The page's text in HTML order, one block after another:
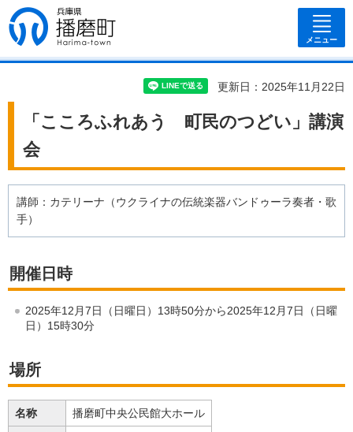
兵庫県 播磨
町
メニュー
更新日：2025年11月22日
「こころふれあう 町民のつどい」講演
会
講師：カテリーナ（ウクライナの伝統楽器バンドゥーラ奏者・歌
手）
開催日時
2025年12月7日（日曜日）13時50分から2025年12月7日（日曜
日）15時30分
場所
名称 播磨町中央公民館大ホール